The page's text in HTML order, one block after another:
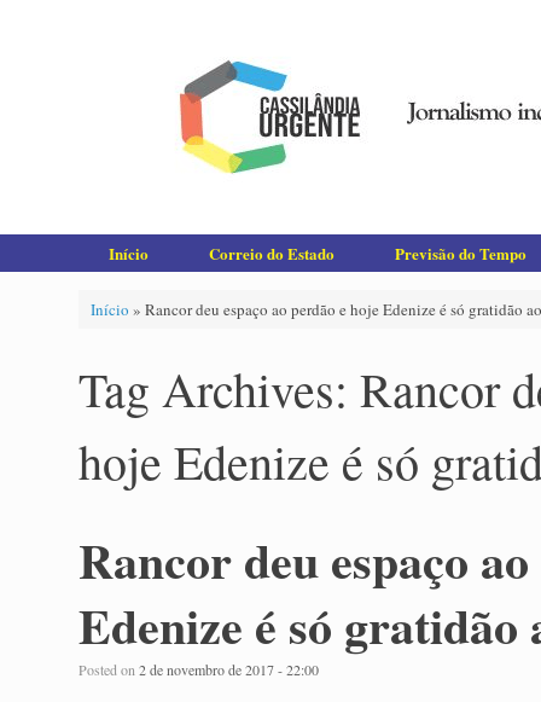
Início Correio do Estado Previsão do Tempo
Início » Rancor deu espaço ao perdão e hoje Edenize é só gratidão
Tag Archives: Rancor
hoje Edenize é só
Rancor deu espaço
Edenize é só
Posted on 2 de novembro de 2017 - 22:00